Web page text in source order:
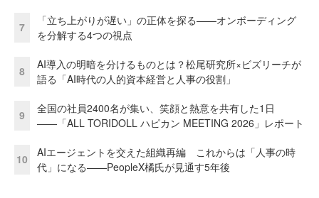
7
「立ち上がりが遅い」の正体を探る——オンボーディング
を分解する4つの視点
8
AI導入の明暗を分けるものとは？松尾研究所×ビズリーチが
語る「AI時代の人的資本経営と人事の役割」
9
全国の社員2400名が集い、笑顔と熱意を共有した1日
――「ALL TORIDOLL ハピカン MEETING 2026」レポート
10
AIエージェントを交えた組織再編 これからは「人事の時
代」になる——PeopleX橘氏が見通す5年後